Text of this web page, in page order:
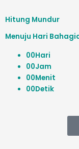
Hitung Mundur
Menuju Hari
00Hari
00Jam
00Menit
00Detik